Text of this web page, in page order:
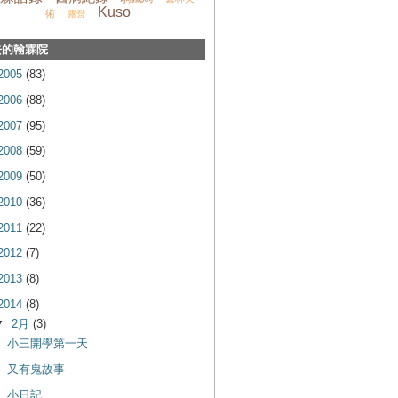
術
露營 Kuso
翰霖院
(83)
(88)
(95)
(59)
(50)
(36)
(22)
(7)
(8)
(8)
2月 (3)
小三開學第一天
又有鬼故事
小日記